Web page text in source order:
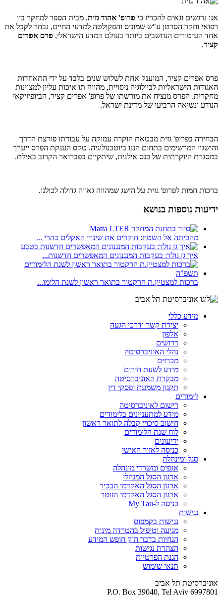
אנו נרגשים וגאים להכריז כי פרופ' אהוד גזית, מבית הספר למחקר ביו
רפואי וחקר הסרטן ע"ש שמוניס והפקולטה למדעי החיים, נבחר לקבל את
אחד העיטורים הנחשבים ביותר בעולם המדע הישראלי, פרס אפרים
קציר.
פרס אפרים קציר, המוענק אחת לשלוש שנים בלבד על ידי התאחדות
האגודות הישראליות לביולוגיה ניסויית, מהווה תו איכות עליון למצוינות
מחקרית. הפרס מנציח את מורשתו של פרופ' אפרים קציר, הביופיזיקאי
הנודע ונשיאה הרביעי של מדינת ישראל.
הבחירה בפרופ' גזית מבטאת הוקרה עמוקה על עבודתו פורצת הדרך
והישגיו המרשימים בתחום הננו ביוטכנולוגיה. טקס הענקת הפרס ייערך
במסגרת היוקרתית של כנס אילנית, שיתקיים בפברואר הקרוב באילת.
ברכות חמות לפרופ' גזית על הישג שמהווה גאווה גדולה לכולנו.
ידיעות נוספות בנושא
מהכיתה אל השטח: חוקרים את שינויי האקלים בהרי ...
איך גן נולד: בעקבות המנגנונים המאפשרים חדשנות...
ברכות למצטיין.ת הרקטור בתואר ראשון לשנת הלימו...
מידע כללי
יצירת קשר ודרכי הגעה
אלפון
דרושים
נהלי האוניברסיטה
מכרזים
מידע לשעת חירום
מבקרת האוניברסיטה
תקנון משמעת ופסקי דין
לימודים
רישום לאוניברסיטה
מידע למתעניינים בלימודים
חישוב סיכויי קבלה לתואר ראשון
לוח שנת הלימודים
ידיעונים
כניסה לאזור האישי
סגל ומינהלה
אגפים ומשרדי מינהלה
ארגון הסגל המנהלי
ארגון הסגל האקדמי הבכיר
ארגון הסגל האקדמי הזוטר
כניסה ל-My Tau
נגישות
נגישות בקמפוס
מניעה וטיפול בהטרדה מינית
הנחיות בדבר חוק חופש המידע
הצהרת נגישות
הגנת הפרטיות
תנאי שימוש
אוניברסיטת תל אביב
P.O. Box 39040, Tel Aviv 6997801